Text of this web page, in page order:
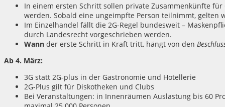
In einem ersten Schritt sollen private Zusammenkünfte
werden. Sobald eine ungeimpfte Person teilnimmt, gelten
Im Einzelhandel fällt die 2G-Regel bundesweit –
durch Landesrecht vorgeschrieben werden.
Wann der erste Schritt in Kraft tritt, hängt von den
Ab 4. März:
3G statt 2G-plus in der Gastronomie und Hotellerie
2G-Plus gilt für Diskotheken und Clubs
Bei Veranstaltungen: in Innenräumen Auslastung bis 60